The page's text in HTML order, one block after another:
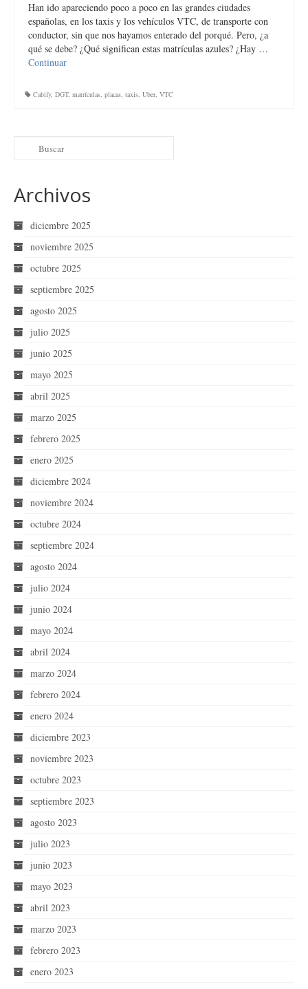
Han ido apareciendo poco a poco en las grandes ciudades
españolas, en los taxis y los vehículos VTC, de transporte con
conductor, sin que nos hayamos enterado del porqué. Pero, ¿a
qué se debe? ¿Qué significan estas matrículas azules? ¿Hay …
Continuar
Cabify, DGT, matrículas, placas, taxis, Uber, VTC
Archivos
diciembre 2025
noviembre 2025
octubre 2025
septiembre 2025
agosto 2025
julio 2025
junio 2025
mayo 2025
abril 2025
marzo 2025
febrero 2025
enero 2025
diciembre 2024
noviembre 2024
octubre 2024
septiembre 2024
agosto 2024
julio 2024
junio 2024
mayo 2024
abril 2024
marzo 2024
febrero 2024
enero 2024
diciembre 2023
noviembre 2023
octubre 2023
septiembre 2023
agosto 2023
julio 2023
junio 2023
mayo 2023
abril 2023
marzo 2023
febrero 2023
enero 2023